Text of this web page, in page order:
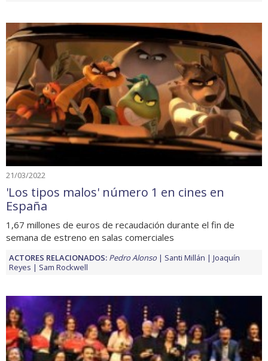
21/03/2022
'Los tipos malos' número 1 en cines en
España
1,67 millones de euros de recaudación durante el fin de
semana de estreno en salas comerciales
ACTORES RELACIONADOS: Pedro Alonso Santi Millán
Joaquín
Reyes
Sam Rockwell